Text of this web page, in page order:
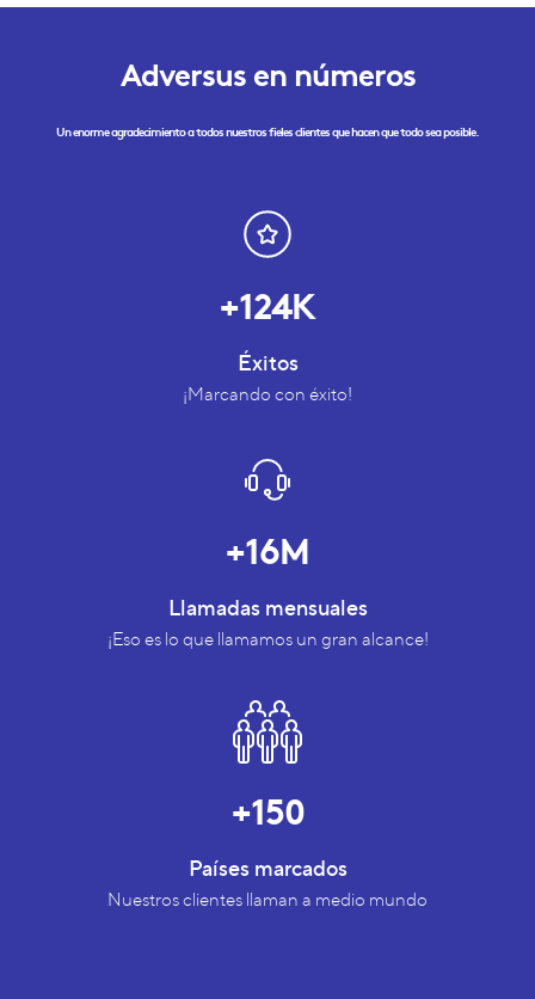
Adversus en números
Un enorme agradecimiento a todos nuestros fieles clientes que hacen que todo sea posible.
+124K
Éxitos
¡Marcando con éxito!
+16M
Llamadas mensuales
¡Eso es lo que llamamos un gran alcance!
+150
Países marcados
Nuestros clientes llaman a medio mundo